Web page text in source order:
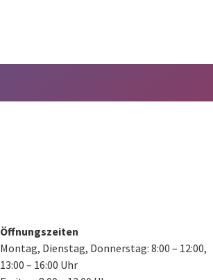
Öffnungszeiten
Montag, Dienstag, Donnerstag: 8:00 – 12:00,
13:00 – 16:00 Uhr